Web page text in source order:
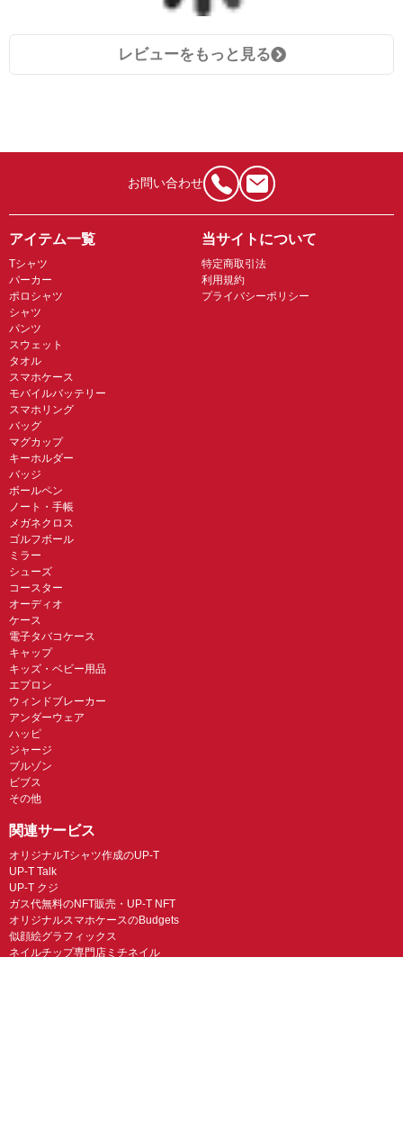
レビューをもっと見る
お問い合わせ
アイテム一覧
Tシャツ
パーカー
ポロシャツ
シャツ
パンツ
スウェット
タオル
スマホケース
モバイルバッテリー
スマホリング
バッグ
マグカップ
キーホルダー
バッジ
ボールペン
ノート・手帳
メガネクロス
ゴルフボール
ミラー
シューズ
コースター
オーディオ
ケース
電子タバコケース
キャップ
キッズ・ベビー用品
エプロン
ウィンドブレーカー
アンダーウェア
ハッピ
ジャージ
ブルゾン
ビブス
その他
当サイトについて
特定商取引法
利用規約
プライバシーポリシー
関連サービス
オリジナルTシャツ作成のUP-T
UP-T Talk
UP-T クジ
ガス代無料のNFT販売・UP-T NFT
オリジナルスマホケースのBudgets
似顔絵グラフィックス
ネイルチップ専門店ミチネイル